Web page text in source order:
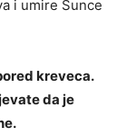
i umire Sunce
kreveca.
da je